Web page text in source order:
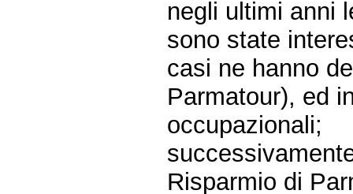
negli ultimi anni
sono state
casi ne hanno
Parmatour), ed
occupazionali;
Risparmio di